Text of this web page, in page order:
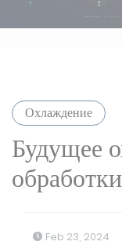
Охлаждение
Будущее
Feb 23, 2024